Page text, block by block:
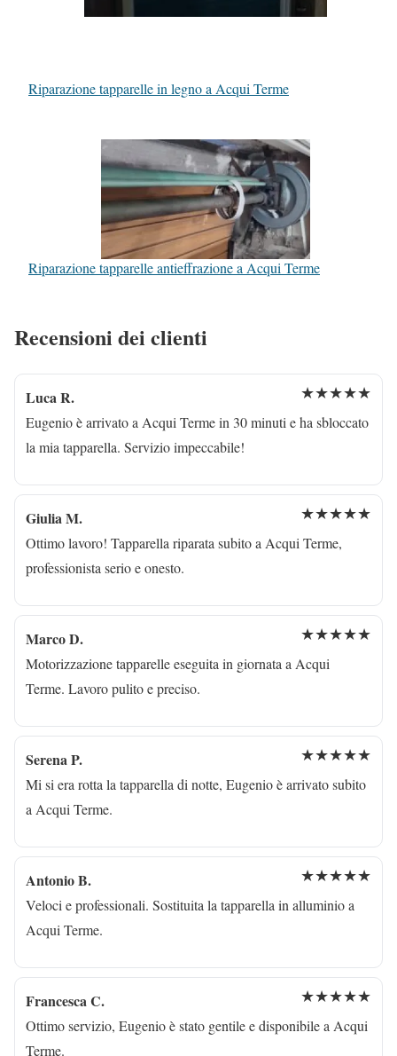
Riparazione tapparelle in legno a Acqui Terme
Riparazione tapparelle antieffrazione a Acqui Terme
Recensioni dei clienti
Luca R. ★★★★★
Eugenio è arrivato a Acqui Terme in 30 minuti e ha sbloccato
la mia tapparella. Servizio impeccabile!
Giulia M. ★★★★★
Ottimo lavoro! Tapparella riparata subito a Acqui Terme,
professionista serio e onesto.
Marco D. ★★★★★
Motorizzazione tapparelle eseguita in giornata a Acqui
Terme. Lavoro pulito e preciso.
Serena P. ★★★★★
Mi si era rotta la tapparella di notte, Eugenio è arrivato subito
a Acqui Terme.
Antonio B. ★★★★★
Veloci e professionali. Sostituita la tapparella in alluminio a
Acqui Terme.
Francesca C. ★★★★★
Ottimo servizio, Eugenio è stato gentile e disponibile a Acqui
Terme.